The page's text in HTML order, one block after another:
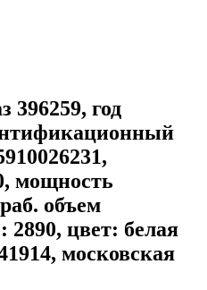
396259, год
мощность
объем
2890, цвет: белая
московская